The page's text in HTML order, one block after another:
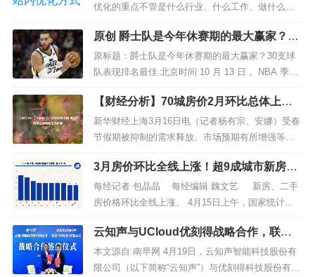
优化的重点不管是什么行业、什么工作、做什么事
都有一个先后步骤，没有步骤的去做事只能是浪费
时间，事倍功半，往往甚至适得其反走向反向道
路，下面就来跟大家说说seo优化基本步骤由哪几方
面构成。 第一步：熟悉网站所属行业...
原创 爵士队是今年休赛期的最大赢家？30
支球队表现排名最佳
原标题：爵士队是今年休赛期的最大赢家？30支球
队表现排名最佳 北京时间 10 月 13 日， NBA 季前
赛正在如火如荼的进行着，而新赛季也即将开启，
知名美媒 Bleacher Report 公布了...
【财经分析】70城房价2月环比总体上涨
房地产市场回暖向施工端传导
新华财经上海3月16日电（记者杨有宗、安娜）受春
节假期被抑制的需求释放、市场预期有所增强等因
素影响，2月份，全国70个城市楼市成交量放大，带
动价格企稳回升。国家统计局16日发布的数据显示
出上述趋势。 业内人士分析，尽管复苏态势已经显
现，但楼市“小阳春”能否延续仍有待观察。此外，房
地...
3月房价环比全线上涨！超9成城市新房价
格环比上涨，武汉领涨70城
每经记者 包晶晶 每经编辑 魏文艺 新房、二手
房价格环比全线上涨。 4月15日上午，国家统计局
公布的《2023年3月份商品住宅销售价格变动情况》
显示，70城房价环比全线上涨，其...
云知声与UCloud优刻得战略合作，联合
打造“大模型+大算力”智算平台
本文源自:南早网 4月19日，云知声智能科技股份有
限公司（以下简称“云知声”）与优刻得科技股份有限